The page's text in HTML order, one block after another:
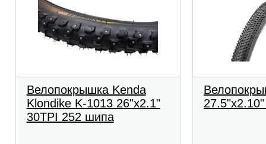
Велопокрышка Kenda
Klondike K-1013 26"x2.1"
30TPI 252 шипа